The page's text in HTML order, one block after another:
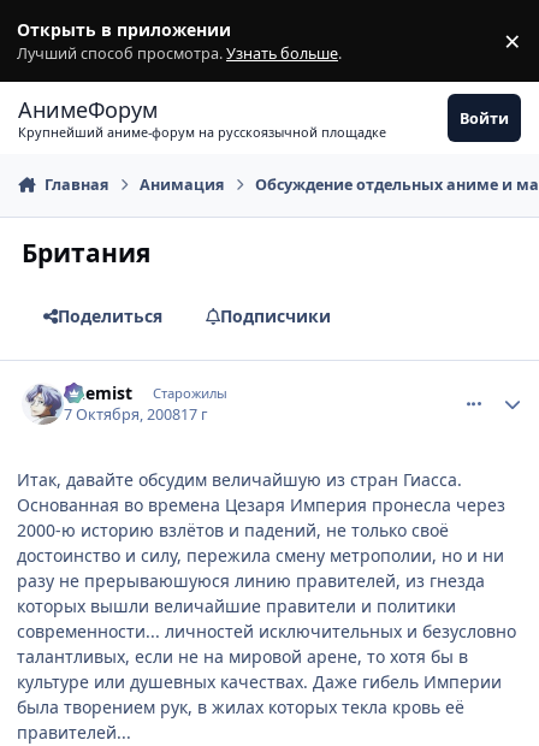
Открыть в приложении
Лучший способ просмотра.Узнать больше. ×
АнимеФорум
Крупнейший аниме-форум на русскоязычной площадке
Войти
Главная Анимация Обсуждение отдельных аниме и
Британия
Поделиться Подписчики
Chemist Старожилы
7 Октября, 200817 г
Итак, давайте обсудим величайшую из стран Гиасса.
Основанная во времена Цезаря Империя пронесла через
2000-ю историю взлётов и падений, не только своё
достоинство и силу, пережила смену метрополии, но и ни
разу не прерываюшуюся линию правителей, из гнезда
которых вышли величайшие правители и политики
современности... личностей исключительных и безусловно
талантливых, если не на мировой арене, то хотя бы в
культуре или душевных качествах. Даже гибель Империи
была творением рук, в жилах которых текла кровь её
правителей...